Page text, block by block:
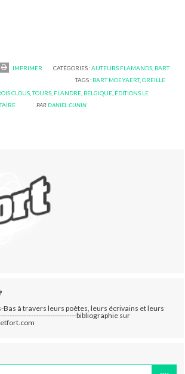
IMPRIMER CATÉGORIES :AUTEURS FLAMANDS BART
TAGS : BART MOEYAERT,OREILLE
CLOUS,TOURS, FLANDRE, BELGIQUE, ÉDITIONS LE
PARDANIEL CUNIN
Bas à travers leurs poètes, leurs écrivains et leurs
bibliographie sur